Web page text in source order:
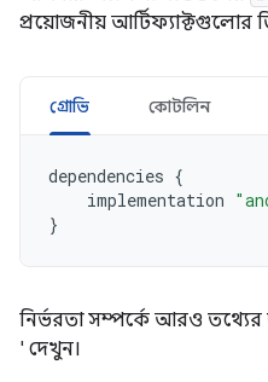
প্রয়োজনীয় আর্টিফ্যাক্টগুলোর
গ্রোভি কোটলিন
dependencies {
implementation
}
নির্ভরতা সম্পর্কে আরও তথ্যের
' দেখুন।